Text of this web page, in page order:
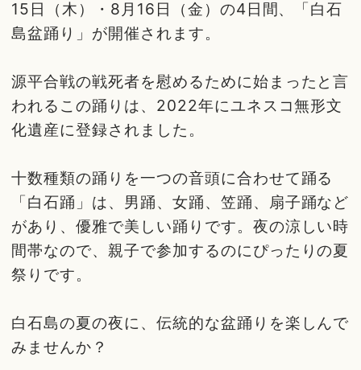
15日（木）・8月16日（金）の4日間、「白石
島盆踊り」が開催されます。
源平合戦の戦死者を慰めるために始まったと言
われるこの踊りは、2022年にユネスコ無形文
化遺産に登録されました。
十数種類の踊りを一つの音頭に合わせて踊る
「白石踊」は、男踊、女踊、笠踊、扇子踊など
があり、優雅で美しい踊りです。夜の涼しい時
間帯なので、親子で参加するのにぴったりの夏
祭りです。
白石島の夏の夜に、伝統的な盆踊りを楽しんで
みませんか？